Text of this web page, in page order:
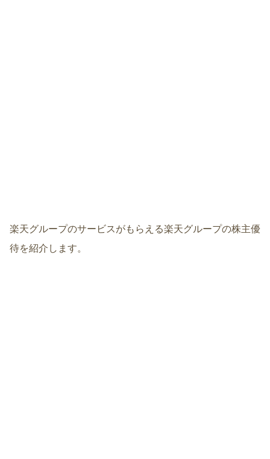
楽天グループのサービスがもらえる楽天グループの株主優
待を紹介します。